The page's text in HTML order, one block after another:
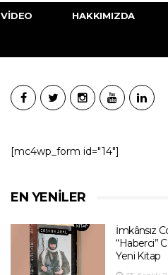
VIDEO HAKKIMIZDA
[mc4wp_form id="14"]
EN YENILER
İmkânsız
“Haberci”
Yeni Kitap